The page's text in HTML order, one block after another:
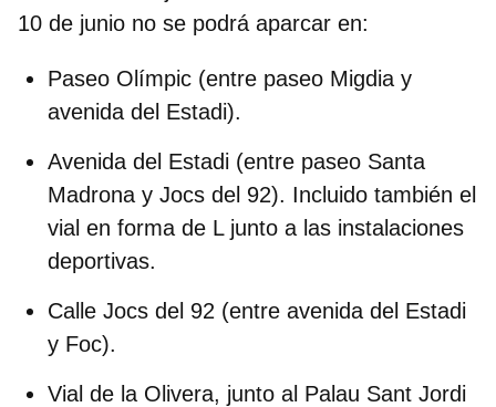
10 de junio no se podrá aparcar en:
Paseo Olímpic (entre paseo Migdia y
avenida del Estadi).
Avenida del Estadi (entre paseo Santa
Madrona y Jocs del 92). Incluido también el
vial en forma de L junto a las instalaciones
deportivas.
Calle Jocs del 92 (entre avenida del Estadi
y Foc).
Vial de la Olivera, junto al Palau Sant Jordi